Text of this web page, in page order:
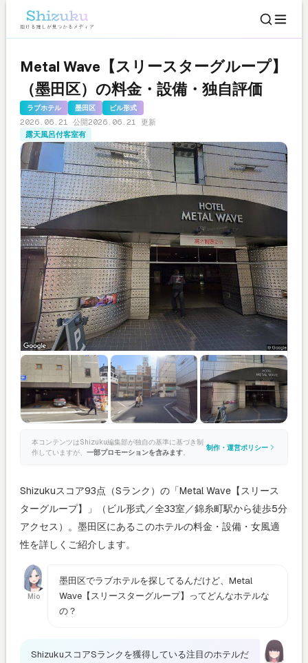
Metal Wave【スリースターグループ】
（墨田区）の料金・設備・独自評価
ラブホテル 墨田区 ビル形式
2026.06.21 公開2026.06.21 更新
露天風呂付客室有
本コンテンツはShizuku編集部が独自の基準に基づき制
作していますが、 一部プロモーションを含みます。
制作・運営ポリシー
Shizukuスコア93点（Sランク）の「Metal Wave【スリース
ターグループ】」（ビル形式／全33室／錦糸町駅から徒歩5分
アクセス）。墨田区にあるこのホテルの料金・設備・女風適
性を詳しくご紹介します。
Mio
墨田区でラブホテルを探してるんだけど、Metal
Wave【スリースターグループ】ってどんなホテルな
の？
ShizukuスコアSランクを獲得している注目のホテルだ